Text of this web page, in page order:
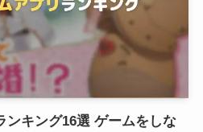
ンキング16選 ゲームをしな